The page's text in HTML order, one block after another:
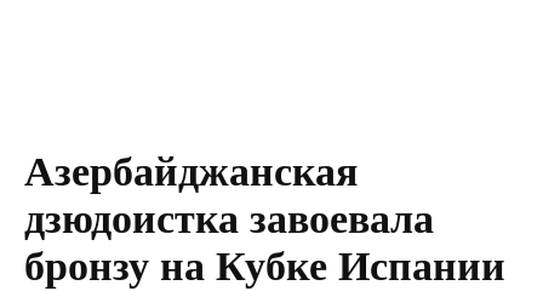
Азербайджанская
дзюдоистка завоевала
бронзу на Кубке Испании